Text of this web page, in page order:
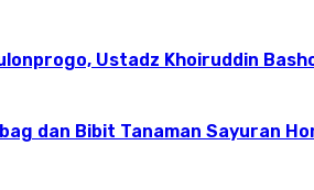
Ustadz Khoiruddin
dan Bibit Tanaman Sayuran